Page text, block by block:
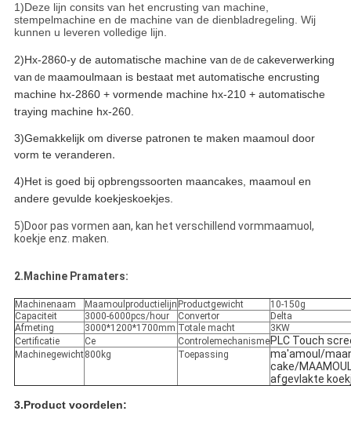
1)Deze lijn consits van het encrusting van machine,
stempelmachine en de machine van de dienbladregeling. Wij
kunnen u leveren volledige lijn.
2)Hx-2860-y de automatische machine van de de cakeverwerking
van de maamoulmaan is bestaat met automatische encrusting
machine hx-2860 + vormende machine hx-210 + automatische
traying machine hx-260.
3)Gemakkelijk om diverse patronen te maken maamoul door
vorm te veranderen.
4)Het is goed bij opbrengssoorten maancakes, maamoul en
andere gevulde koekjeskoekjes.
5)Door pas vormen aan, kan het verschillend vormmaamuol,
koekje enz. maken.
2.Machine Pramaters:
Machinenaam Maamoulproductielijn Productgewicht
10-150g
Capaciteit
3000-6000pcs/hour Convertor
Delta
Afmeting
3000*1200*1700mm Totale macht
3KW
Certificatie
Ce Controlemechanisme PLC Touch
Machinegewicht800kg Toepassing
ma'amoul/
cake/
afgevlakte
3.Product voordelen: